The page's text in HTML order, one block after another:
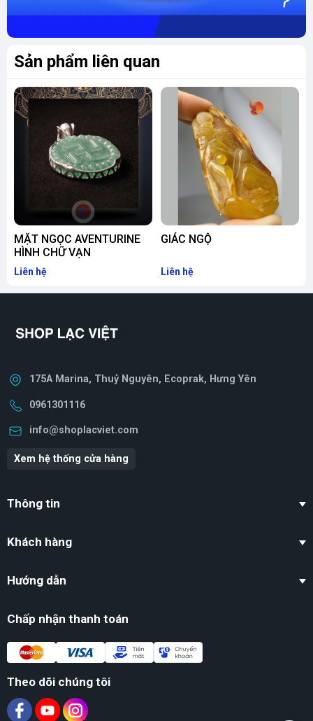
Sản phẩm liên quan
MẶT NGỌC AVENTURINE
HÌNH CHỮ VẠN
Liên hệ
GIÁC NGỘ
Liên hệ
175A Marina, Thuỷ Nguyên, Ecoprak, Hưng Yên
0961301116
info@shoplacviet.com
Xem hệ thống cửa hàng
Thông tin
Khách hàng
Hướng dẫn
Chấp nhận thanh toán
Theo dõi chúng tôi